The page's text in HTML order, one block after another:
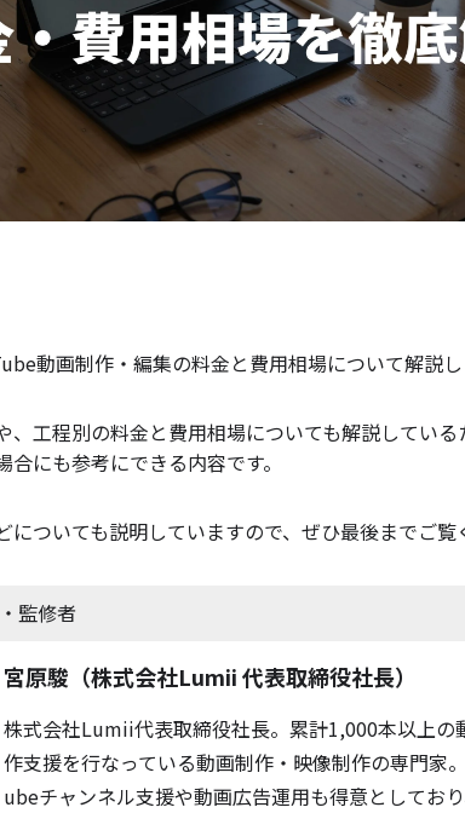
動画制作・編集の料金と費用相場について解説し
、工程別の料金と費用相場についても解説してい
にも参考にできる内容です。
についても説明していますので、ぜひ最後までご覧
監修者
宮原駿 （株式会社Lumii 代表取締役社長）
株式会社Lumii代表取締役社長。累計1,000本以上の
作支援を行なっている動画制作・映像制作の専門家
ubeチャンネル支援や動画広告運用も得意としてお